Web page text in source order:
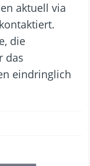
aktuell via
die
das
eindringlich